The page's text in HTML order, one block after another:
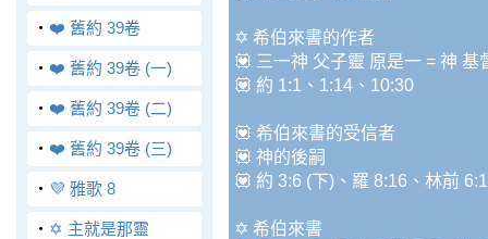
‧ ❤️ 舊約 39卷
‧ ❤️ 舊約 39卷 (一)
‧ ❤️ 舊約 39卷 (二)
‧ ❤️ 舊約 39卷 (三)
‧ 💜 雅歌 8
‧ ✡️ 主就是那靈
✡️ 希伯來書的作者
💟 三一神 父子靈 原是一 = 神 基
💟 約 1:1、1:14、10:30
💟 希伯來書的受信者
💟 神的後嗣
💟 約 3:6 (下)、羅 8:16、林前
✡️ 希伯來書